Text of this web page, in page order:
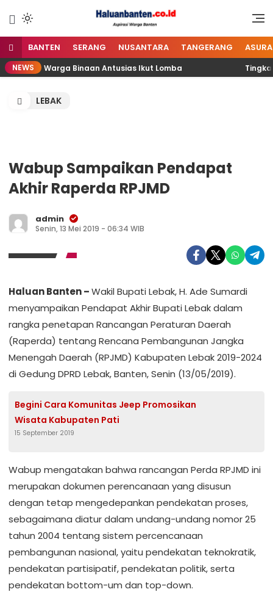
konten
Haluan Banten
Aspirasi Warga Banten
BANTEN SERANG NUSANTARA TANGERANG
NEWSdan Warga Binaan Antusias Ikut Lomba
LEBAK
Wabup Sampaikan Pendapat
Akhir Raperda RPJMD
admin
Senin, 13 Mei 2019 - 06:34 WIB
Haluan Banten –Wakil Bupati Lebak, H. Ade Sumardi
menyampaikan Pendapat Akhir Bupati Lebak dalam
rangka penetapan Rancangan Peraturan Daerah
(Raperda) tentang Rencana Pembangunan Jangka
Menengah Daerah (RPJMD) Kabupaten Lebak 2019-2024
di Gedung DPRD Lebak, Banten, Senin (13/05/2019).
Begini Cara Komunitas Jeep Promosikan
Wisata Kabupaten Pati
15 September 2019
Wabup mengatakan bahwa rancangan Perda RPJMD ini
merupakan dokumen perencanaan yang disusun
dengan tetap mengedepankan pendekatan proses,
sebagaimana diatur dalam undang-undang nomor 25
tahun 2004 tentang sistem percencanaan
pembangunan nasional, yaitu pendekatan teknokratik,
pendekatan partisipatif, pendekatan politik, serta
pendekatan bottom-um dan top-down.